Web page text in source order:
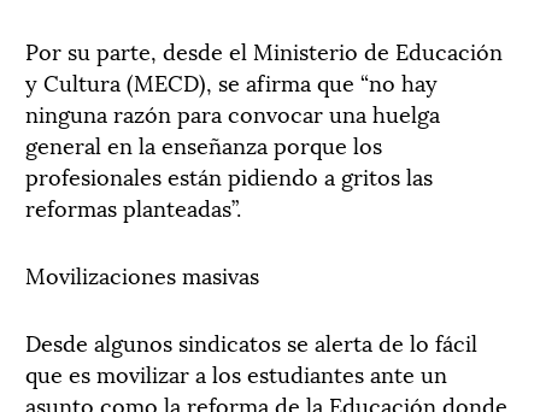
Por su parte, desde el Ministerio de Educación
y Cultura (MECD), se afirma que “no hay
ninguna razón para convocar una huelga
general en la enseñanza porque los
profesionales están pidiendo a gritos las
reformas planteadas”.
Movilizaciones masivas
Desde algunos sindicatos se alerta de lo fácil
que es movilizar a los estudiantes ante un
asunto como la reforma de la Educación donde